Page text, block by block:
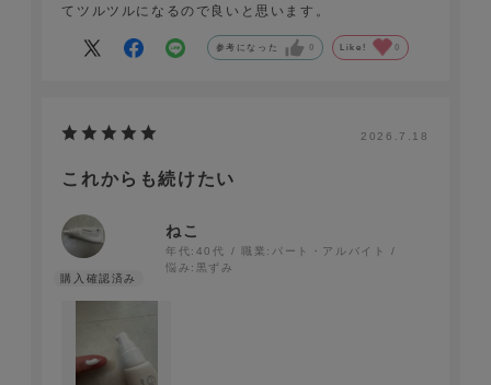
てツルツルになるので良いと思います。
参考になった 0 Like! 0
2026.7.18
これからも続けたい
ねこ
年代: 40代 職業: パート・アルバイト
悩み: 黒ずみ